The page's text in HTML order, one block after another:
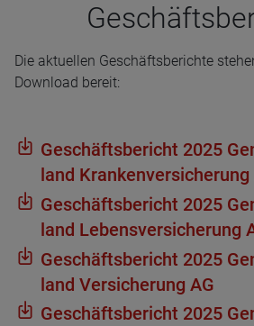
Die aktuellen Geschäftsberichte
Download bereit:
Geschäfts­be­richt 2025
land Kran­ken­ver­si­che­rung
Geschäfts­be­richt 2025
land Lebens­ver­si­che­rung
Geschäfts­be­richt 2025
land Ver­si­che­rung AG
Geschäfts­be­richt 2025